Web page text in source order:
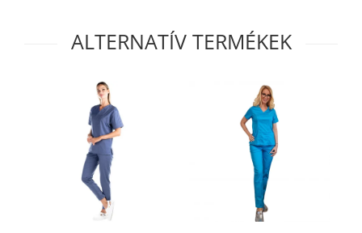
ALTERNATÍV TERMÉKEK